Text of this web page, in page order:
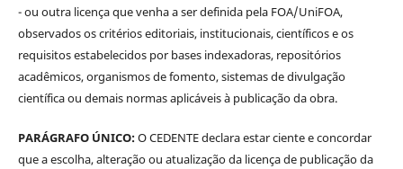
- ou outra licença que venha a ser definida pela FOA/UniFOA,
observados os critérios editoriais, institucionais, científicos e os
requisitos estabelecidos por bases indexadoras, repositórios
acadêmicos, organismos de fomento, sistemas de divulgação
científica ou demais normas aplicáveis à publicação da obra.
PARÁGRAFO ÚNICO:O CEDENTE declara estar ciente e concordar
que a escolha, alteração ou atualização da licença de publicação da